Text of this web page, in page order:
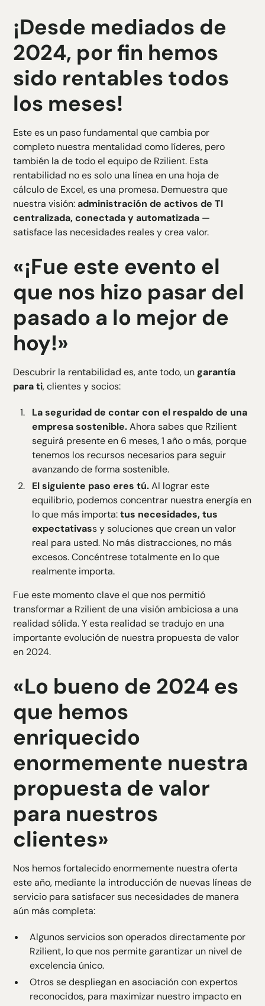
¡Desde mediados de
2024, por fin hemos
sido rentables todos
los meses!
Este es un paso fundamental que cambia por
completo nuestra mentalidad como líderes, pero
también la de todo el equipo de Rzilient. Esta
rentabilidad no es solo una línea en una hoja de
cálculo de Excel, es una promesa. Demuestra que
nuestra visión:administración de activos de TI
centralizada, conectada y automatizada —
satisface las necesidades reales y crea valor.
«¡Fue este evento el
que nos hizo pasar del
pasado a lo mejor de
hoy!»
Descubrir la rentabilidad es, ante todo, ungarantía
para ti, clientes y socios:
La seguridad de contar con el respaldo de una
empresa sostenible.Ahora sabes que Rzilient
seguirá presente en 6 meses, 1 año o más, porque
tenemos los recursos necesarios para seguir
avanzando de forma sostenible.
El siguiente paso eres tú.Al lograr este
equilibrio, podemos concentrar nuestra energía en
lo que más importa:tus necesidades, tus
expectativass y soluciones que crean un valor
real para usted. No más distracciones, no más
excesos. Concéntrese totalmente en lo que
realmente importa.
Fue este momento clave el que nos permitió
transformar a Rzilient de una visión ambiciosa a una
realidad sólida. Y esta realidad se tradujo en una
importante evolución de nuestra propuesta de valor
en 2024.
«Lo bueno de 2024 es
que hemos
enriquecido
enormemente nuestra
propuesta de valor
para nuestros
clientes»
Nos hemos fortalecido enormemente nuestra oferta
este año, mediante la introducción de nuevas líneas de
servicio para satisfacer sus necesidades de manera
aún más completa:
Algunos servicios son operados directamente por
Rzilient, lo que nos permite garantizar un nivel de
excelencia único.
Otros se despliegan en asociación con expertos
reconocidos, para maximizar nuestro impacto en